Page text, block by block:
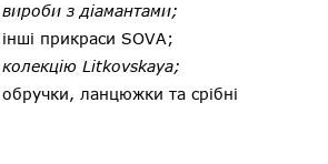
з діамантами;⠀
прикраси SOVA;⠀
Litkovskaya;⠀
ланцюжки та срібні